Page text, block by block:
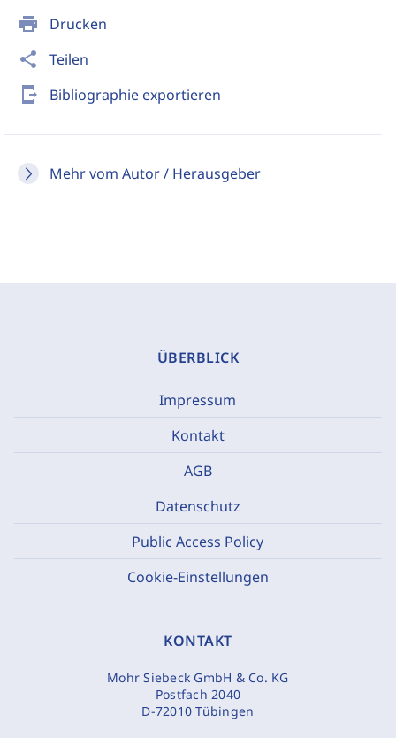
print Drucken
share Teilen
send_to_mobile Bibliographie exportieren
Mehr vom Autor / Herausgeber
ÜBERBLICK
Impressum
Kontakt
AGB
Datenschutz
Public Access Policy
Cookie-Einstellungen
KONTAKT
Mohr Siebeck GmbH & Co. KG
Postfach 2040
D-72010 Tübingen